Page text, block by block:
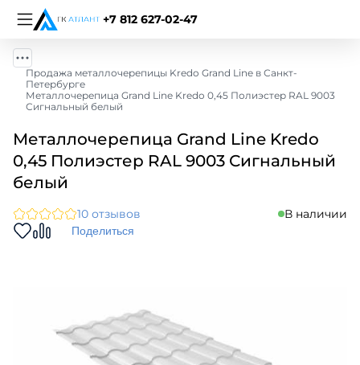
+7 812 627-02-47
Продажа металлочерепицы Kredo Grand Line в Санкт-
Петербурге
Металлочерепица Grand Line Kredo 0,45 Полиэстер RAL 9003
Сигнальный белый
Металлочерепица Grand Line Kredo
0,45 Полиэстер RAL 9003 Сигнальный
белый
10 отзывов В наличии
Поделиться